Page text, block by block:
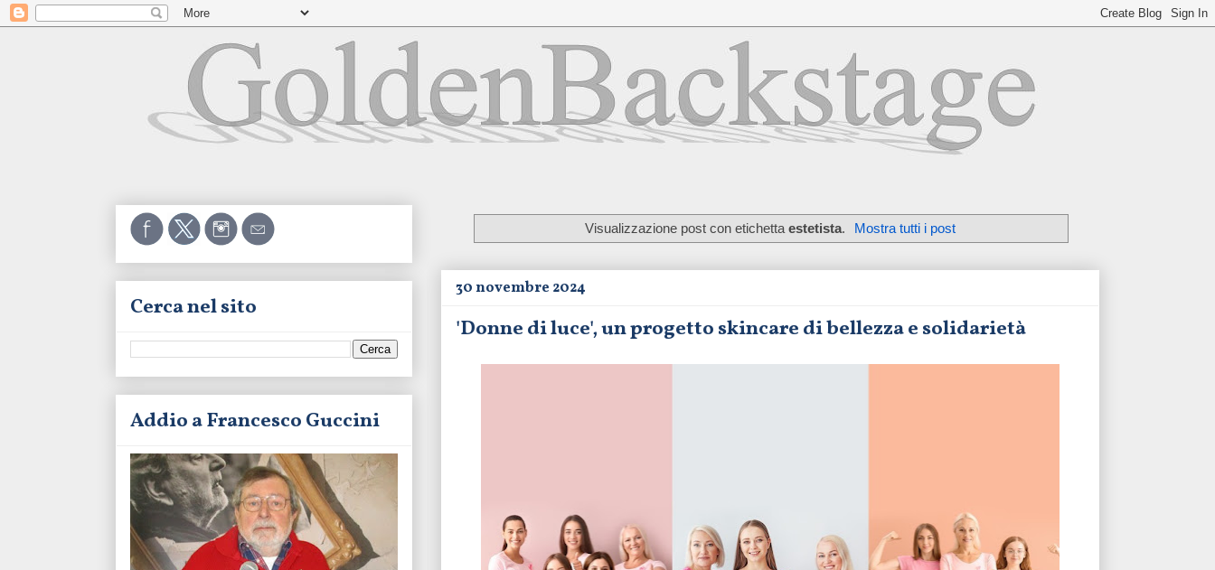
Visualizzazione post con etichetta estetista. Mostra tutti i post
30 novembre 2024
'Donne di luce', un progetto skincare di bellezza e solidarietà
Cerca nel sito
Addio a Francesco Guccini